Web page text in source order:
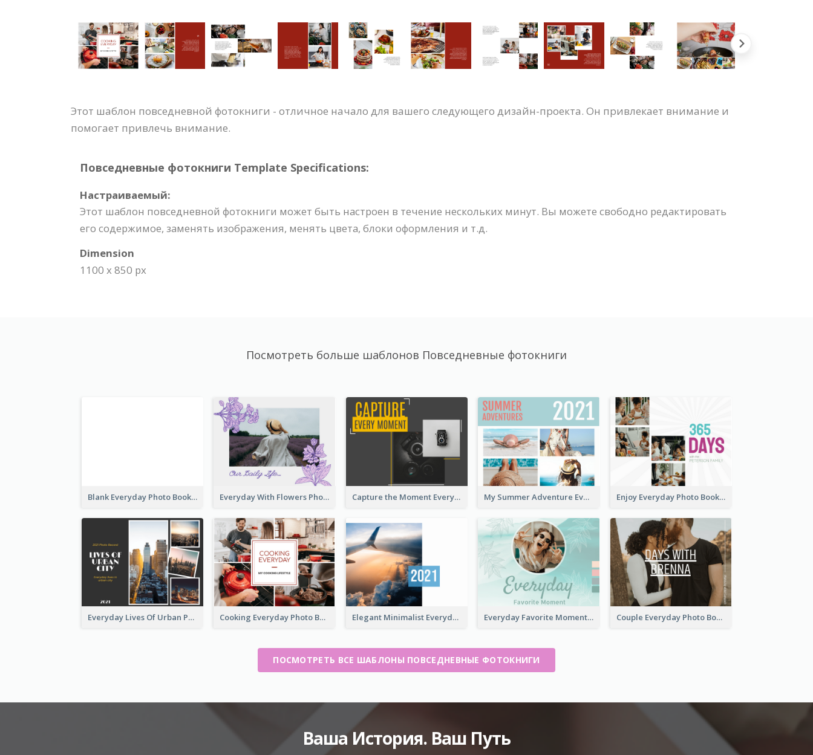
Этот шаблон повседневной фотокниги - отличное начало для вашего следующего дизайн-проекта. Он привлекает внимание и
помогает привлечь внимание.
Повседневные фотокниги Template Specifications:
Настраиваемый:
Этот шаблон повседневной фотокниги может быть настроен в течение нескольких минут. Вы можете свободно редактировать
его содержимое, заменять изображения, менять цвета, блоки оформления и т.д.
Dimension
1100 x 850 px
Посмотреть больше шаблонов Повседневные фотокниги
Blank Everyday Photo Book Everyday With Flowers Photo Book Capture the Moment Everyday Photo Book My Summer Adventure Everyday Photo Book Enjoy Everyday Photo Book
Everyday Lives Of Urban Photo Book Cooking Everyday Photo Book Elegant Minimalist Everyday Photo Book Everyday Favorite Moment Photo Book Couple Everyday Photo Book
ПОСМОТРЕТЬ ВСЕ ШАБЛОНЫ ПОВСЕДНЕВНЫЕ ФОТОКНИГИ
Ваша История. Ваш Путь